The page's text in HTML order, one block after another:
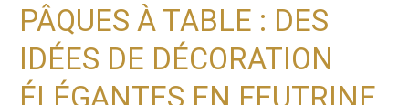
PÂQUES À TABLE : DES
IDÉES DE DÉCORATION
ÉLÉGANTES EN FEUTRINE